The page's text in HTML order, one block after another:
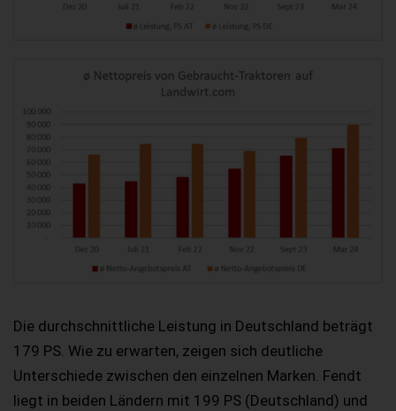
Die durchschnittliche Leistung in Deutschland beträgt
179 PS. Wie zu erwarten, zeigen sich deutliche
Unterschiede zwischen den einzelnen Marken. Fendt
liegt in beiden Ländern mit 199 PS (Deutschland) und